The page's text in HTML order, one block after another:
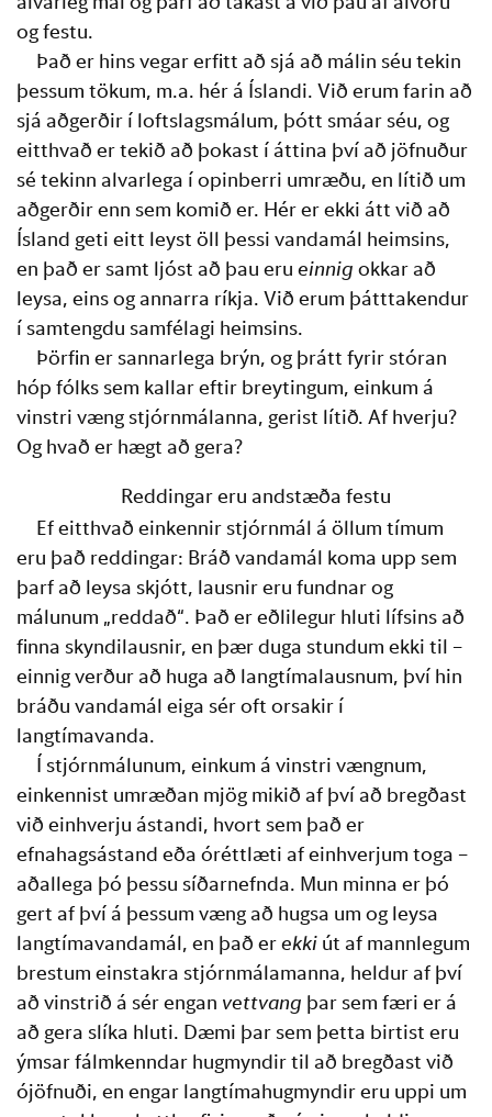
og festu.
Það er hins vegar erfitt að sjá að málin séu tekin
þessum tökum, m.a. hér á Íslandi. Við erum farin að
sjá aðgerðir í loftslagsmálum, þótt smáar séu, og
eitthvað er tekið að þokast í áttina því að jöfnuður
sé tekinn alvarlega í opinberri umræðu, en lítið um
aðgerðir enn sem komið er. Hér er ekki átt við að
Ísland geti eitt leyst öll þessi vandamál heimsins,
en það er samt ljóst að þau eru einnig okkar að
leysa, eins og annarra ríkja. Við erum þátttakendur
í samtengdu samfélagi heimsins.
Þörfin er sannarlega brýn, og þrátt fyrir stóran
hóp fólks sem kallar eftir breytingum, einkum á
vinstri væng stjórnmálanna, gerist lítið. Af hverju?
Og hvað er hægt að gera?
Reddingar eru andstæða festu
Ef eitthvað einkennir stjórnmál á öllum tímum
eru það reddingar: Bráð vandamál koma upp sem
þarf að leysa skjótt, lausnir eru fundnar og
málunum „reddað“. Það er eðlilegur hluti lífsins að
finna skyndilausnir, en þær duga stundum ekki til –
einnig verður að huga að langtímalausnum, því hin
bráðu vandamál eiga sér oft orsakir í
langtímavanda.
Í stjórnmálunum, einkum á vinstri vængnum,
einkennist umræðan mjög mikið af því að bregðast
við einhverju ástandi, hvort sem það er
efnahagsástand eða óréttlæti af einhverjum toga –
aðallega þó þessu síðarnefnda. Mun minna er þó
gert af því á þessum væng að hugsa um og leysa
langtímavandamál, en það er ekki út af mannlegum
brestum einstakra stjórnmálamanna, heldur af því
að vinstrið á sér engan vettvang þar sem færi er á
að gera slíka hluti. Dæmi þar sem þetta birtist eru
ýmsar fálmkenndar hugmyndir til að bregðast við
ójöfnuði, en engar langtímahugmyndir eru uppi um